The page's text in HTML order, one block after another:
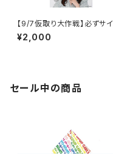
【9/7仮取り大作戦】必ずサ
入り！2Lポートレート
¥2,000
セール中の商品